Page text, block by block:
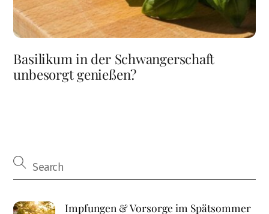
Basilikum in der Schwangerschaft
unbesorgt genießen?
Impfungen & Vorsorge im Spätsommer